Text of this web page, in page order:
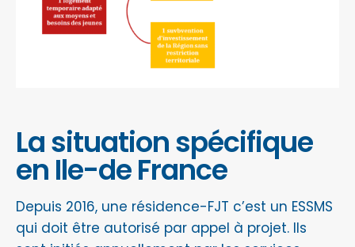
La situation spécifique
en Ile-de France
Depuis 2016, une résidence-FJT c’est un ESSMS
qui doit être autorisé par appel à projet. Ils